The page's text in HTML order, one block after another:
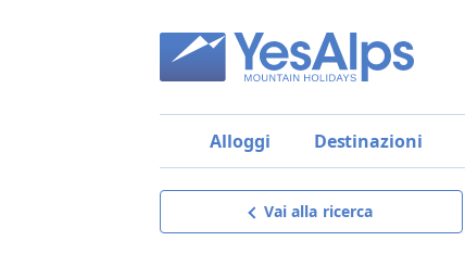
Alloggi Destinazioni
Vai alla ricerca